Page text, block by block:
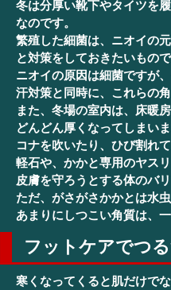
冬は分厚い靴下やタイツを
なのです。
繁殖した細菌は、ニオイの
と対策をしておきたいもので
ニオイの原因は細菌ですが
汗対策と同時に、これらの
また、冬場の室内は、床暖
どんどん厚くなってしまいま
コナを吹いたり、ひび割れ
軽石や、かかと専用のヤス
皮膚を守ろうとする体のバ
ただ、がさがさかかとは水
あまりにしつこい角質は、
フットケアでつ
寒くなってくると肌だけで